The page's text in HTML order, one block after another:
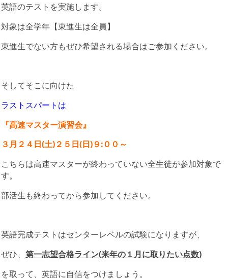
英語のテストを実施します。
対象は全学年【東進生は全員】
東進生でない方もぜひ希望される場合はご参加ください。
そしてそこに向けた
ラストスパートは
『高速マスター演習会』
３月２４日(土)２５日(日)９:００～
こちらは高速マスターが終わっていない全生徒が参加対象で
す。
部活生も終わってから参加してください。
英語完成テストはセンターレベルの試験になりますが、
ぜひ、第一志望合格ライン(来年の１月に取りたい点数)
を取って、英語に自信をつけましょう。